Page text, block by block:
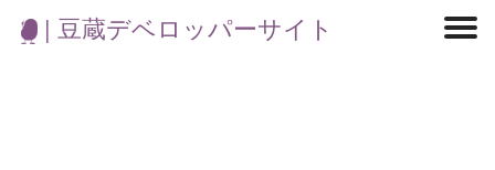
| 豆蔵デベロッパーサイト